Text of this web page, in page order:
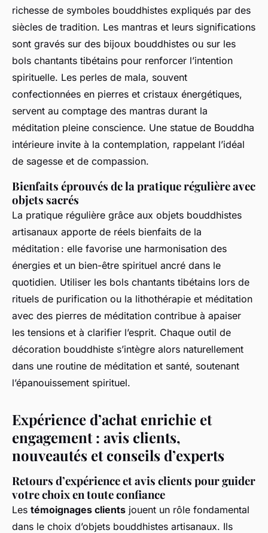
richesse de symboles bouddhistes expliqués par des
siècles de tradition. Les mantras et leurs significations
sont gravés sur des bijoux bouddhistes ou sur les
bols chantants tibétains pour renforcer l’intention
spirituelle. Les perles de mala, souvent
confectionnées en pierres et cristaux énergétiques,
servent au comptage des mantras durant la
méditation pleine conscience. Une statue de Bouddha
intérieure invite à la contemplation, rappelant l’idéal
de sagesse et de compassion.
Bienfaits éprouvés de la pratique régulière avec
objets sacrés
La pratique régulière grâce aux objets bouddhistes
artisanaux apporte de réels bienfaits de la
méditation : elle favorise une harmonisation des
énergies et un bien-être spirituel ancré dans le
quotidien. Utiliser les bols chantants tibétains lors de
rituels de purification ou la lithothérapie et méditation
avec des pierres de méditation contribue à apaiser
les tensions et à clarifier l’esprit. Chaque outil de
décoration bouddhiste s’intègre alors naturellement
dans une routine de méditation et santé, soutenant
l’épanouissement spirituel.
Expérience d’achat enrichie et
engagement : avis clients,
nouveautés et conseils d’experts
Retours d’expérience et avis clients pour guider
votre choix en toute confiance
Les témoignages clients jouent un rôle fondamental
dans le choix d’objets bouddhistes artisanaux. Ils